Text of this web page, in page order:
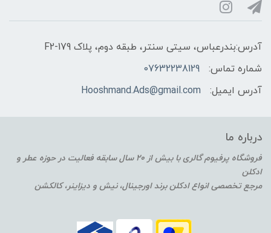
آدرس:بندرعباس، سیتی سنتر، طبقه دوم، پلاک F2-179
شماره تماس:
07632238129
آدرس ایمیل:
Hooshmand.Ads@gmail.com
درباره ما
فروشگاه پرفیوم گالری با بیش از 20 سال سابقه فعالیت در حوزه عطر و
ادکلن
مرجع تخصصی انواع ادکلن برند اورجینال، نیش و دیزاینر، کالکشن